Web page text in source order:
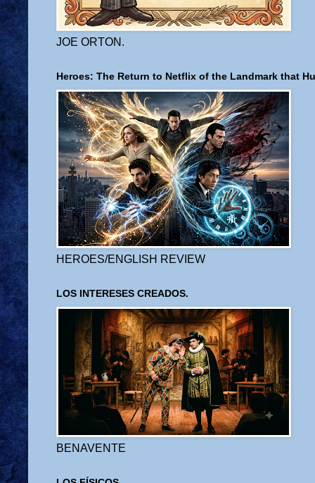
JOE ORTON.
Heroes: The Return to Netflix of the Landmark that
HEROES/ENGLISH REVIEW
LOS INTERESES CREADOS.
BENAVENTE